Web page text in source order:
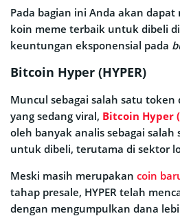
Pada bagian ini Anda akan
koin meme terbaik untuk dibeli
keuntungan eksponensial pada
Bitcoin Hyper (HYPER)
Muncul sebagai salah satu
yang sedang viral, Bitcoin Hyper
oleh banyak analis sebagai
untuk dibeli, terutama di sektor
Meski masih merupakan coin
tahap presale, HYPER telah
dengan mengumpulkan dana